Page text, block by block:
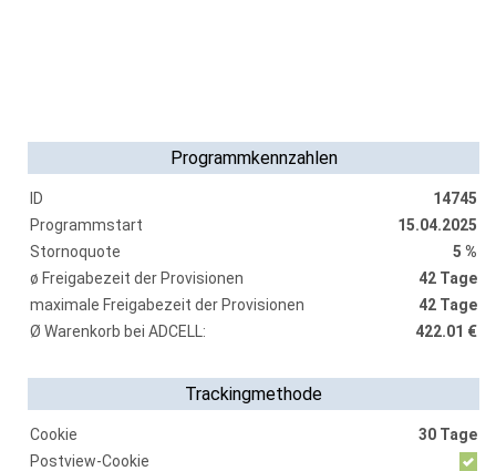
Programmkennzahlen
ID
14745
Programmstart
15.04.2025
Stornoquote
5 %
ø Freigabezeit der Provisionen
42 Tage
maximale Freigabezeit der Provisionen
42 Tage
Ø Warenkorb bei ADCELL:
422.01 €
Trackingmethode
Cookie
30 Tage
Postview-Cookie